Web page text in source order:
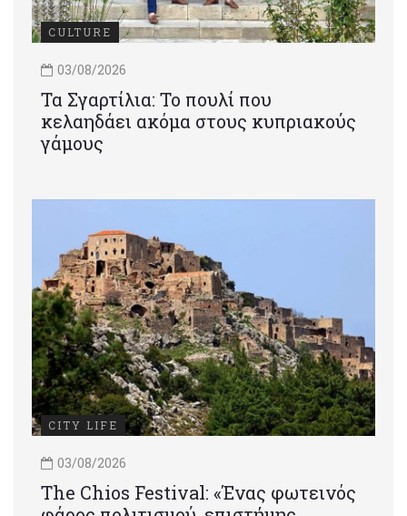
CULTURE
03/08/2026
Τα Σγαρτίλια: Το πουλί που
κελαηδάει ακόμα στους κυπριακούς
γάμους
CITY LIFE
03/08/2026
Τhe Chios Festival: «Ένας φωτεινός